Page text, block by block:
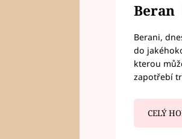
Beran
Berani,
do
kterou
zapotřebí
CELÝ